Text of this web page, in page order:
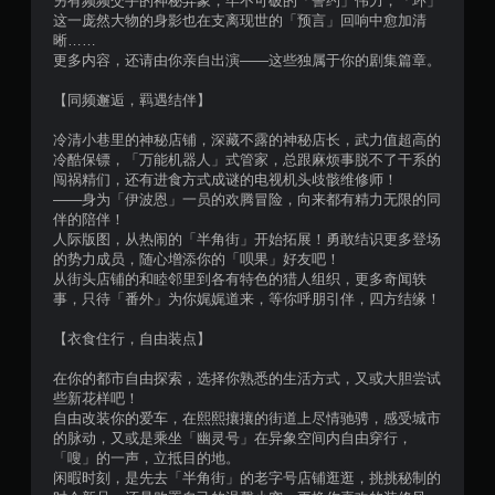
这一庞然大物的身影也在支离现世的「预言」回响中愈加清
晰……
更多内容，还请由你亲自出演——这些独属于你的剧集篇章。
【同频邂逅，羁遇结伴】
冷清小巷里的神秘店铺，深藏不露的神秘店长，武力值超高的
冷酷保镖，「万能机器人」式管家，总跟麻烦事脱不了干系的
闯祸精们，还有进食方式成谜的电视机头歧骸维修师！
——身为「伊波恩」一员的欢腾冒险，向来都有精力无限的同
伴的陪伴！
人际版图，从热闹的「半角街」开始拓展！勇敢结识更多登场
的势力成员，随心增添你的「呗果」好友吧！
从街头店铺的和睦邻里到各有特色的猎人组织，更多奇闻轶
事，只待「番外」为你娓娓道来，等你呼朋引伴，四方结缘！
【衣食住行，自由装点】
在你的都市自由探索，选择你熟悉的生活方式，又或大胆尝试
些新花样吧！
自由改装你的爱车，在熙熙攘攘的街道上尽情驰骋，感受城市
的脉动，又或是乘坐「幽灵号」在异象空间内自由穿行，
「嗖」的一声，立抵目的地。
闲暇时刻，是先去「半角街」的老字号店铺逛逛，挑挑秘制的